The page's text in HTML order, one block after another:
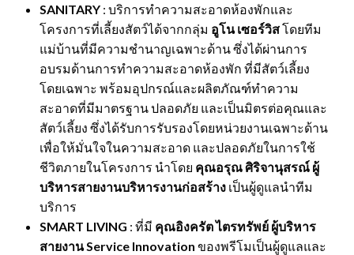
SANITARY : บริการทำความสะอาดห้องพักและ
โครงการที่เลี้ยงสัตว์ได้จากกลุ่ม อูโน เซอร์วิสโดยทีม
แม่บ้านที่มีความชำนาญเฉพาะด้าน ซึ่งได้ผ่านการ
อบรมด้านการทำความสะอาดห้องพัก ที่มีสัตว์เลี้ยง
โดยเฉพาะ พร้อมอุปกรณ์และผลิตภัณฑ์ทำความ
สะอาดที่มีมาตรฐาน ปลอดภัย และเป็นมิตรต่อคุณและ
สัตว์เลี้ยง ซึ่งได้รับการรับรองโดยหน่วยงานเฉพาะด้าน
เพื่อให้มั่นใจในความสะอาด และปลอดภัยในการใช้
ชีวิตภายในโครงการ นำโดย คุณอรุณ ศิริจานุสรณ์ ผู้
บริหารสายงานบริหารงานก่อสร้าง เป็นผู้ดูแลนำทีม
บริการ
SMART LIVING : ที่มี คุณอิงครัต ไตรทรัพย์ ผู้บริหาร
สายงานService Innovation ของพรีโมเป็นผู้ดูแลและ